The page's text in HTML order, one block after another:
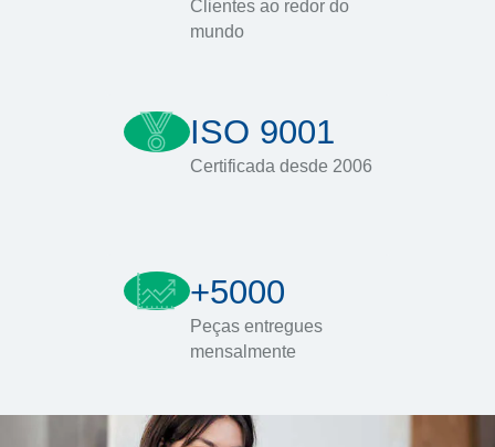
Clientes ao redor do
mundo
ISO 9001
Certificada desde 2006
+5000
Peças entregues
mensalmente